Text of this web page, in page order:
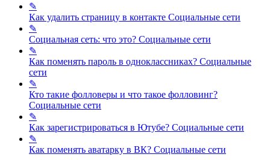
✎
Как удалить страницу в контакте Социальные сети
✎
Социальная сеть: что это? Социальные сети
✎
Как поменять пароль в одноклассниках? Социальные
сети
✎
Кто такие фолловеры и что такое фолловинг?
Социальные сети
✎
Как зарегистрироваться в Ютубе? Социальные сети
✎
Как поменять аватарку в ВК? Социальные сети